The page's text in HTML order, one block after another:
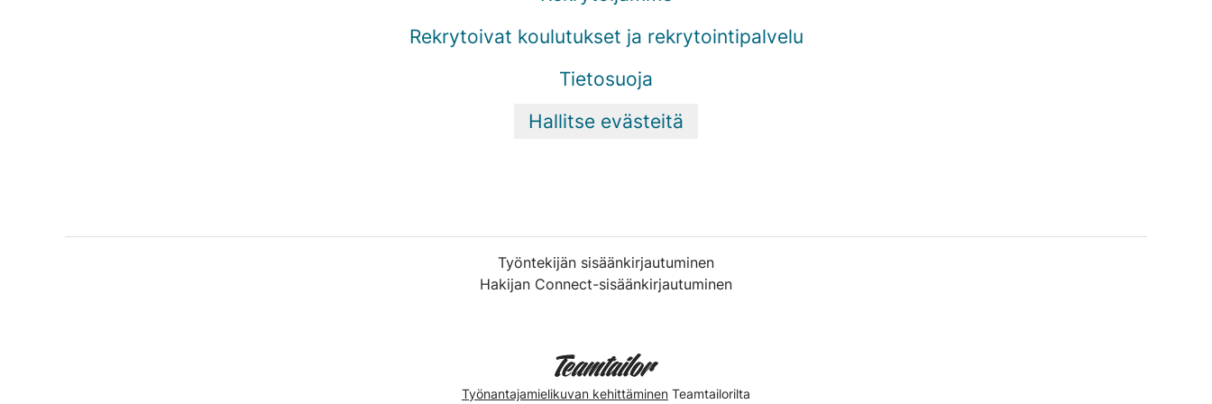
Rekrytoivat koulutukset ja rekrytointipalvelu
Tietosuoja
Hallitse evästeitä
Työntekijän sisäänkirjautuminen
Hakijan Connect-sisäänkirjautuminen
Työnantajamielikuvan kehittäminen Teamtailorilta